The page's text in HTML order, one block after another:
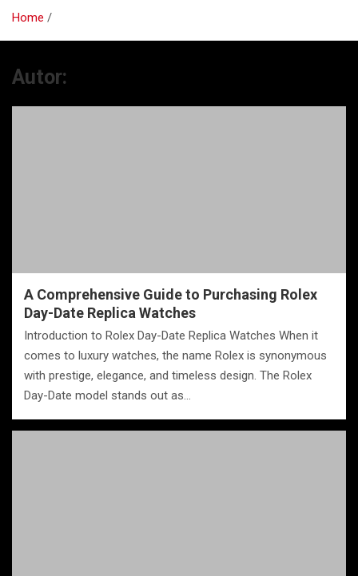
Home
Autor:
A Comprehensive Guide to Purchasing Rolex
Day-Date Replica Watches
Introduction to Rolex Day-Date Replica Watches When it
comes to luxury watches, the name Rolex is synonymous
with prestige, elegance, and timeless design. The Rolex
Day-Date model stands out as…